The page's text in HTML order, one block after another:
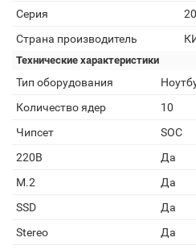
Серия
Страна производитель
Технические характеристики
Тип оборудования
Количество ядер
10
Чипсет
SOC
220В
Да
M.2
Да
SSD
Да
Stereo
Да